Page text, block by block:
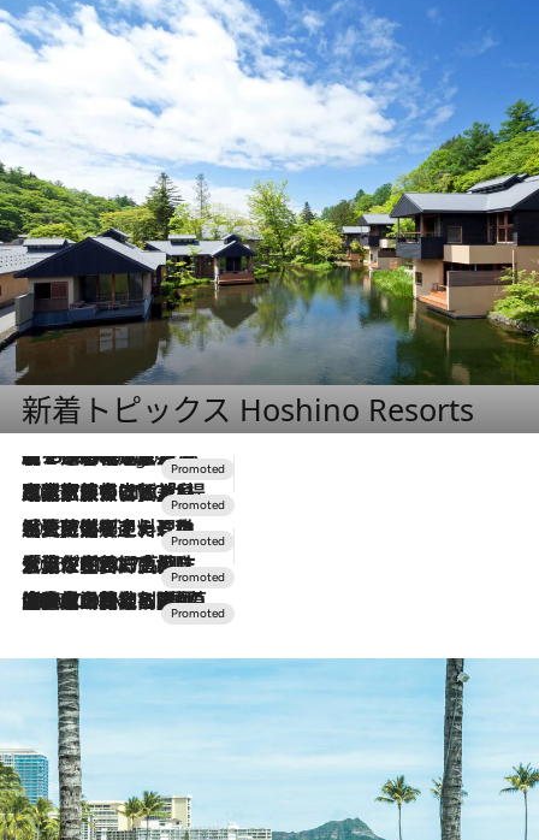
新着トピックス Hoshino Resorts
2 Hours Ago
【トンボの足水浴】ヒノキの香りに包まれて涼感マックス！約13℃の湧水かけ流しを避暑地「星野温泉 トンボの湯」で体験
2026.7.31
【ホテル帰省】という選択肢をOMOが提案。家族とほどよい距離を保つには「昼は実家、夜は気兼ねなくホテルで！」
2026.7.24
【夏限定ディナーコース】旬を迎える稚鮎や花ズッキーニなどをイタリア・トスカーナの郷土料理の手法で満喫！
2026.7.17
「土佐和ハーブかき氷」がOMO7高知に登場！生姜、山椒、大葉など目にも舌にも涼を呼ぶ郷土の味
2026.7.10
NEW OPEN！【界 草津】名湯の地に誕生。趣の異なる2種の温泉と上州ならではの会席・蕎麦割烹など美食を味わう究極の癒やし旅